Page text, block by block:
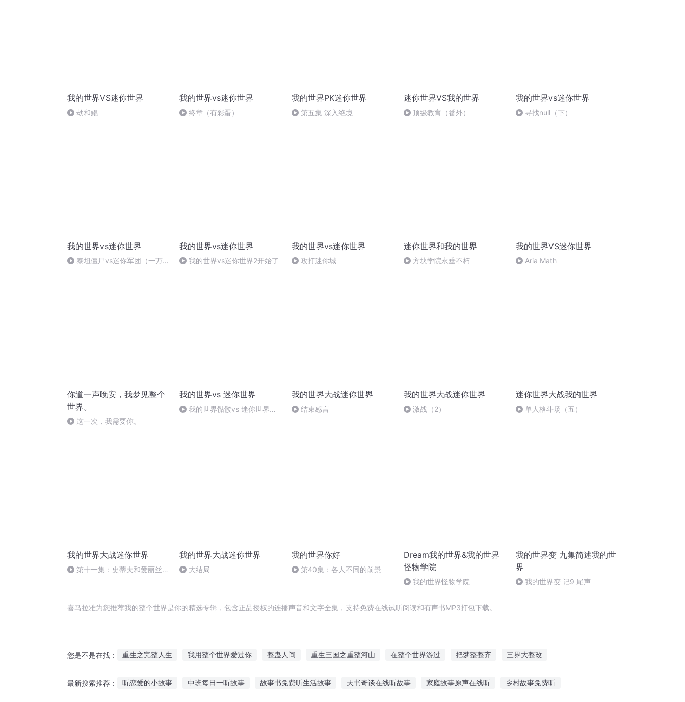
我的世界VS迷你世界
劫和鲲
我的世界vs迷你世界
终章（有彩蛋）
我的世界PK迷你世界
第五集 深入绝境
迷你世界VS我的世界
顶级教育（番外）
我的世界vs迷你世界
寻找null（下）
我的世界vs迷你世界
泰坦僵尸vs迷你军团（一万
我的世界vs迷你世界
我的世界vs迷你世界2开始了
我的世界vs迷你世界
攻打迷你城
迷你世界和我的世界
方块学院永垂不朽
我的世界ⅤS迷你世界
Aria Math
你道一声晚安，我梦见整个
世界。
这一次，我需要你。
我的世界vs 迷你世界
我的世界骷髅vs 迷你世界野
我的世界大战迷你世界
结束感言
我的世界大战迷你世界
激战（2）
迷你世界大战我的世界
单人格斗场（五）
我的世界大战迷你世界
第十一集：史蒂夫和爱丽丝奉
我的世界大战迷你世界
大结局
我的世界你好
第40集：各人不同的前景
Dream我的世界&我的世界
怪物学院
我的世界怪物学院
我的世界变 九集简述我的世
界
我的世界变 记9 尾声
喜马拉雅为您推荐我的整个世界是你的精选专辑，包含正品授权的连播声音和文字全集，支持免费在线试听阅读和有声书MP3打包下载。
您是不是在找： 重生之完整人生 我用整个世界爱过你 整蛊人间 重生三国之重整河山 在整个世界游过 把梦整整齐 三界大整改
最新搜索推荐： 听恋爱的小故事 中班每日一听故事 故事书免费听生活故事 天书奇谈在线听故事 家庭故事原声在线听 乡村故事免费听